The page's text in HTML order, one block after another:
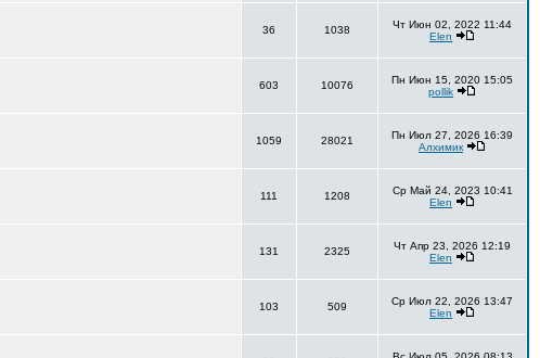
36 1038
Чт Июн 02, 2022 11:44
Elen
603 10076
Пн Июн 15, 2020 15:05
pollik
1059 28021
Пн Июл 27, 2026 16:39
Алхимик
111 1208
Ср Май 24, 2023 10:41
Elen
131 2325
Чт Апр 23, 2026 12:19
Elen
103 509
Ср Июл 22, 2026 13:47
Elen